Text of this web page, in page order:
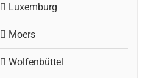
Luxemburg
Moers
Wolfenbüttel